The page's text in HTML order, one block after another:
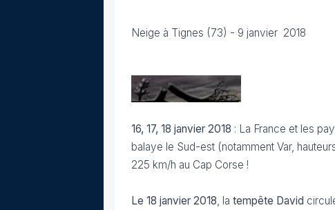
Neige à Tignes (73) - 9 janvier 2018
16, 17, 18 janvier 2018 : La France et les
balaye le Sud-est (notamment Var,
225 km/h au Cap Corse !
Le 18 janvier 2018 , la tempête David